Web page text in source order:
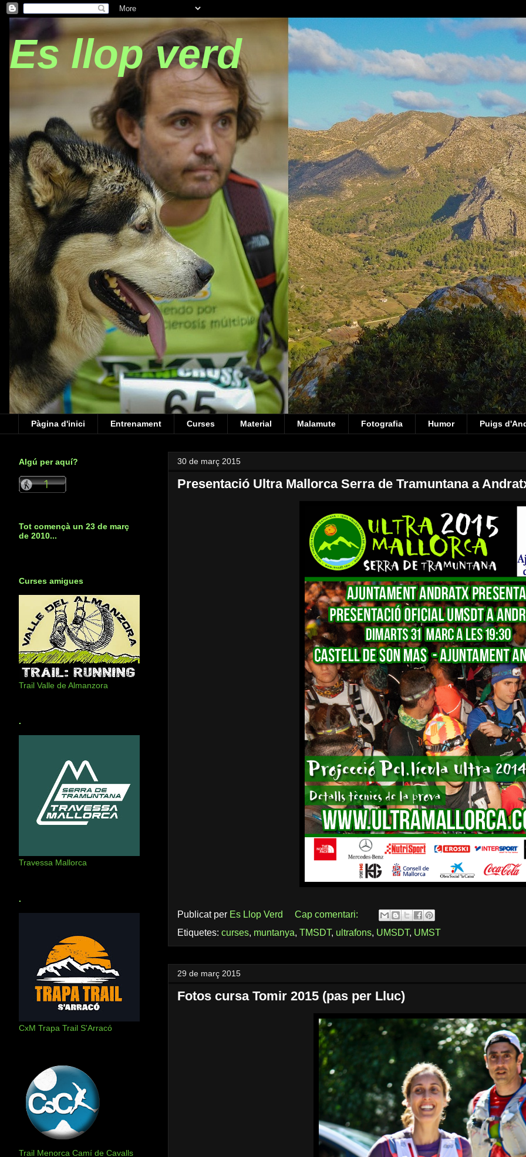
Es llop verd
Pàgina d'inici Entrenament Curses Material Malamute Fotografia Humor Puigs
30 de març 2015
Presentació Ultra Mallorca Serra de Tramuntana a
Publicat per Es Llop Verd
Cap comentari:
Etiquetes: curses, muntanya, TMSDT, ultrafons, UMSDT, UMST
29 de març 2015
Fotos cursa Tomir 2015 (pas per Lluc)
Algú per aquí?
Tot començà un 23 de març
de 2010...
Curses amigues
Trail Valle de Almanzora
.
Travessa Mallorca
.
CxM Trapa Trail S'Arracó
Trail Menorca Camí de Cavalls